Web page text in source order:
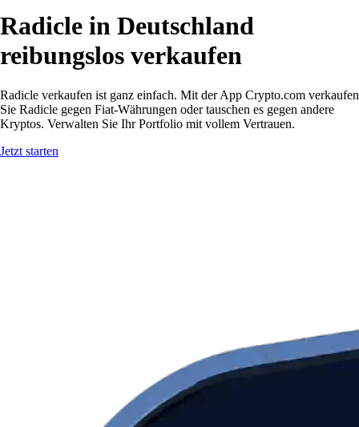
Radicle in Deutschland
reibungslos verkaufen
Radicle verkaufen ist ganz einfach. Mit der App Crypto.com verkaufen
Sie Radicle gegen Fiat-Währungen oder tauschen es gegen andere
Kryptos. Verwalten Sie Ihr Portfolio mit vollem Vertrauen.
Jetzt starten